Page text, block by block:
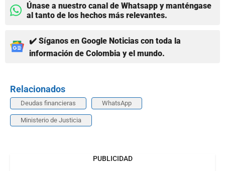
Únase a nuestro canal de Whatsapp y manténgase
al tanto de los hechos más relevantes.
✔️ Síganos en Google Noticias con toda la
información de Colombia y el mundo.
Relacionados
Deudas financieras WhatsApp
Ministerio de Justicia
PUBLICIDAD